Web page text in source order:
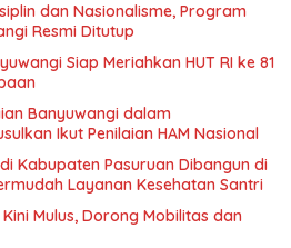
dan Nasionalisme, Program
Resmi Ditutup
Siap Meriahkan HUT RI ke 81
Banyuwangi dalam
Ikut Penilaian HAM Nasional
Kabupaten Pasuruan Dibangun di
Layanan Kesehatan Santri
Mulus, Dorong Mobilitas dan